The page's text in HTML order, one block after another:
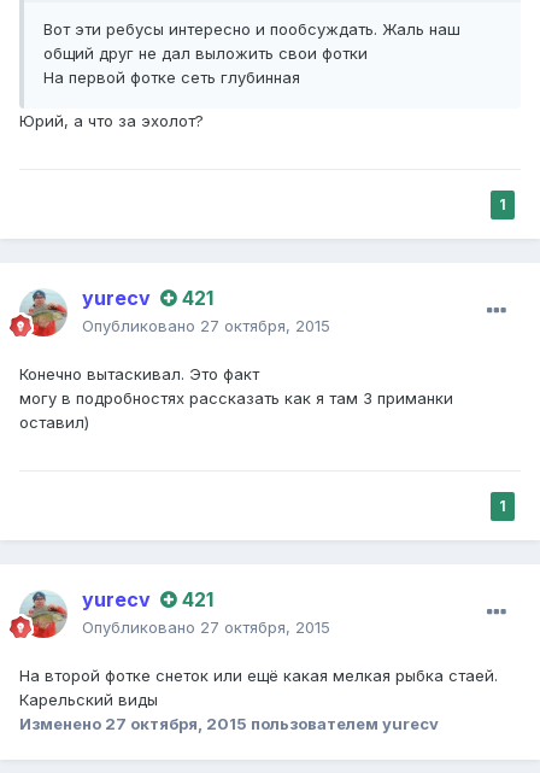
Вот эти ребусы интересно и пообсуждать. Жаль наш
общий друг не дал выложить свои фотки
На первой фотке сеть глубинная
Юрий, а что за эхолот?
1
yurecv 421
Опубликовано 27 октября, 2015
Конечно вытаскивал. Это факт
могу в подробностях рассказать как я там 3 приманки
оставил)
1
yurecv 421
Опубликовано 27 октября, 2015
На второй фотке снеток или ещё какая мелкая рыбка стаей.
Карельский виды
Изменено 27 октября, 2015 пользователем yurecv